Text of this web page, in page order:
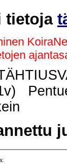
tietoja